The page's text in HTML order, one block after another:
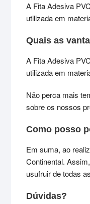
A Fita Adesiva
utilizada em
Quais as
A Fita Adesiva
utilizada em
Não perca mais
sobre os nossos
Como posso
Em suma, ao
Continental.
usufruir de todas
Dúvidas?